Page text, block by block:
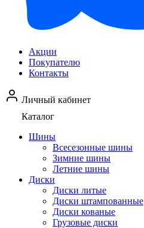
Акции
Покупателю
Контакты
Личный кабинет
Каталог
Шины
Всесезонные шины
Зимние шины
Летние шины
Диски
Диски литые
Диски штампованные
Диски кованые
Грузовые диски